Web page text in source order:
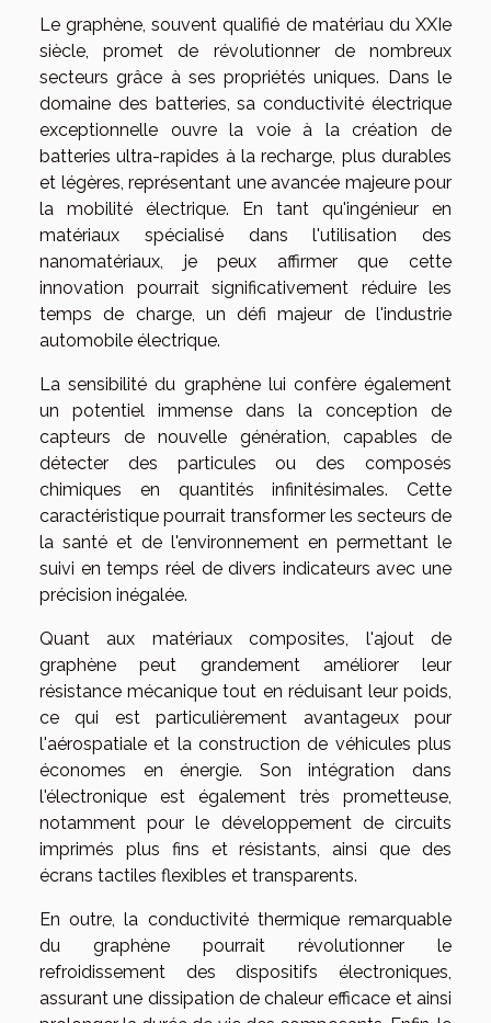
Le graphène, souvent qualifié de matériau du XXIe
siècle, promet de révolutionner de nombreux
secteurs grâce à ses propriétés uniques. Dans le
domaine des batteries, sa conductivité électrique
exceptionnelle ouvre la voie à la création de
batteries ultra-rapides à la recharge, plus durables
et légères, représentant une avancée majeure pour
la mobilité électrique. En tant qu'ingénieur en
matériaux spécialisé dans l'utilisation des
nanomatériaux, je peux affirmer que cette
innovation pourrait significativement réduire les
temps de charge, un défi majeur de l'industrie
automobile électrique.
La sensibilité du graphène lui confère également
un potentiel immense dans la conception de
capteurs de nouvelle génération, capables de
détecter des particules ou des composés
chimiques en quantités infinitésimales. Cette
caractéristique pourrait transformer les secteurs de
la santé et de l'environnement en permettant le
suivi en temps réel de divers indicateurs avec une
précision inégalée.
Quant aux matériaux composites, l'ajout de
graphène peut grandement améliorer leur
résistance mécanique tout en réduisant leur poids,
ce qui est particulièrement avantageux pour
l'aérospatiale et la construction de véhicules plus
économes en énergie. Son intégration dans
l'électronique est également très prometteuse,
notamment pour le développement de circuits
imprimés plus fins et résistants, ainsi que des
écrans tactiles flexibles et transparents.
En outre, la conductivité thermique remarquable
du graphène pourrait révolutionner le
refroidissement des dispositifs électroniques,
assurant une dissipation de chaleur efficace et ainsi